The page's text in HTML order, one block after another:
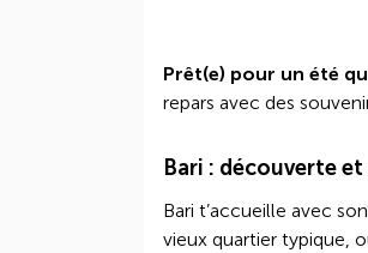
Prêt(e) pour un été
repars avec des
Bari : découverte
Bari t’accueille avec
vieux quartier typique,